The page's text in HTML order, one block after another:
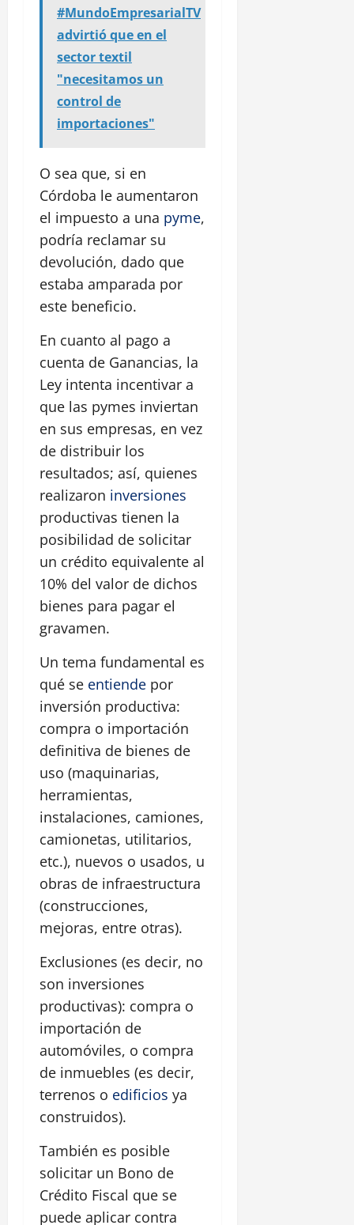
#MundoEmpresarialTV
advirtió que en el
sector textil
"necesitamos un
control de
importaciones"
O sea que, si en
Córdoba le aumentaron
el impuesto a una pyme,
podría reclamar su
devolución, dado que
estaba amparada por
este beneficio.
En cuanto al pago a
cuenta de Ganancias, la
Ley intenta incentivar a
que las pymes inviertan
en sus empresas, en vez
de distribuir los
resultados; así, quienes
realizaron inversiones
productivas tienen la
posibilidad de solicitar
un crédito equivalente al
10% del valor de dichos
bienes para pagar el
gravamen.
Un tema fundamental es
qué se entiende por
inversión productiva:
compra o importación
definitiva de bienes de
uso (maquinarias,
herramientas,
instalaciones, camiones,
camionetas, utilitarios,
etc.), nuevos o usados, u
obras de infraestructura
(construcciones,
mejoras, entre otras).
Exclusiones (es decir, no
son inversiones
productivas): compra o
importación de
automóviles, o compra
de inmuebles (es decir,
terrenos o edificios ya
construidos).
También es posible
solicitar un Bono de
Crédito Fiscal que se
puede aplicar contra